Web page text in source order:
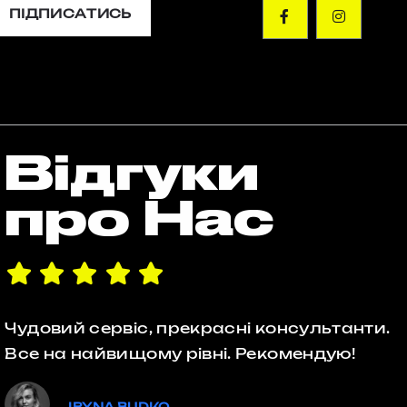
ПІДПИСАТИСЬ
Відгуки
про Нас
Чудовий сервіс, прекрасні консультанти.
Все на найвищому рівні. Рекомендую!